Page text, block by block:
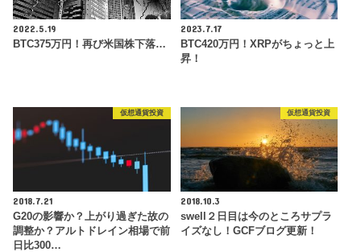
2022.5.19
BTC375万円！再び米国株下落…
2023.7.17
BTC420万円！XRPがちょっと上
昇！
仮想通貨投資
2018.7.21
G20の影響か？上がり過ぎた故の
調整か？アルトドレイン相場で前
日比300…
仮想通貨投資
2018.10.3
swell２日目は今のところサプラ
イズなし！GCFブログ更新！